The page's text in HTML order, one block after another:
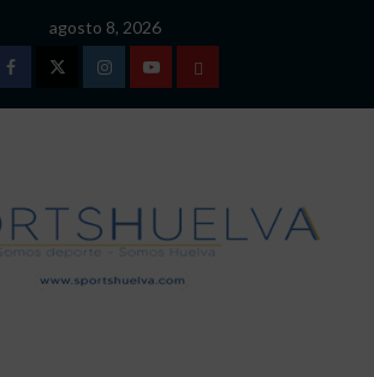
agosto 8, 2026
FacebookTwitterInstagramYoutubeTÉRMINOS
DE
USO